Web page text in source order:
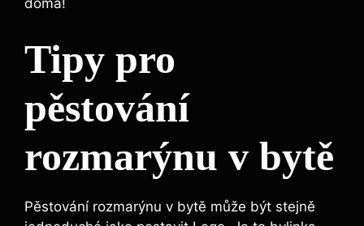
‍doma!
Tipy pro​
pěstování
rozmarýnu v bytě
Pěstování rozmarýnu v bytě může být stejně